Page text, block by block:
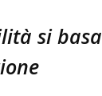
si basa